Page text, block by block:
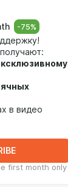
-75%
в видео
first month only